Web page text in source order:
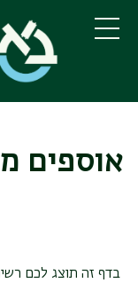
תפריט
אוספים
בדף זה תוצג לכם